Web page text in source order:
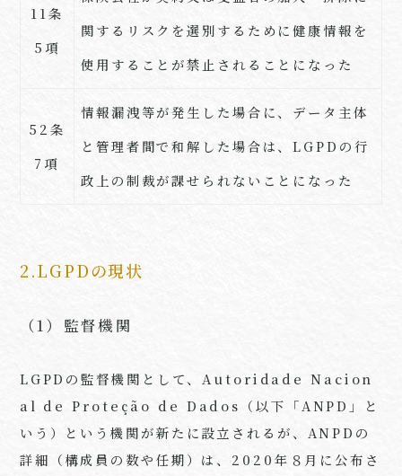
11条
5 項
関するリスクを選別するために健康情報を
使用することが禁止されることになった
52条
7 項
情報漏洩等が発生した場合に、データ主体
と管理者間で和解した場合は、LGPD の行
政上の制裁が課せられないことになった
2.LGPDの現状
（1）監督機関
LGPDの監督機関として、 Autoridade Nacion
al de Proteção de Dados （以下「ANPD 」と
いう）という機関が新たに設立されるが、 ANPD の
詳細（構成員の数や任期）は、 2020年８月に公布さ